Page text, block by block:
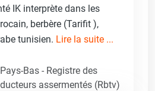
IK interprète dans les
berbère (Tarifit ),
tunisien. Lire la suite ...
Bas - Registre des
assermentés (Rbtv)